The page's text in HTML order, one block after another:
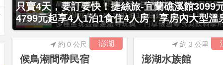
暑假週六及連假不加價(最高省2200元)！屏東
升等住小木屋樓中樓別墅，每房贈送價值1040
澎湖
候鳥潮間帶民宿
約 0 公尺
澎湖水族館
約 3 公里